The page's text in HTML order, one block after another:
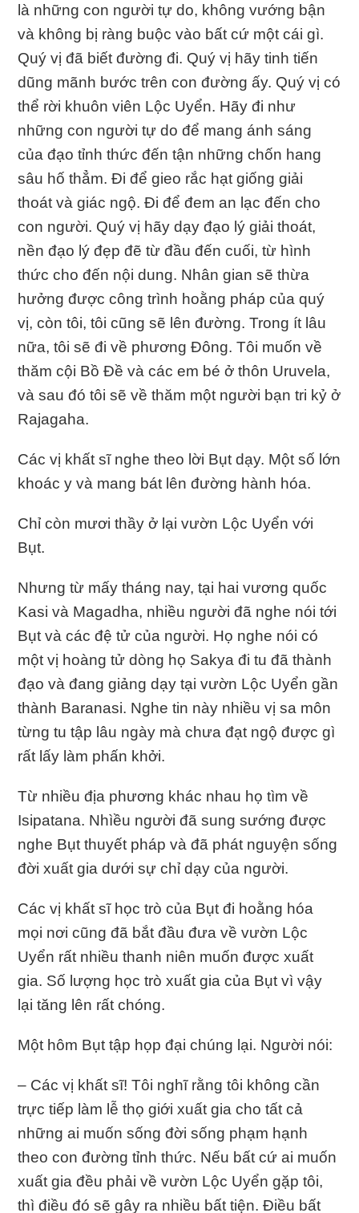
là những con người tự do, không vướng bận
và không bị ràng buộc vào bất cứ một cái gì.
Quý vị đã biết đường đi. Quý vị hãy tinh tiến
dũng mãnh bước trên con đường ấy. Quý vị có
thể rời khuôn viên Lộc Uyển. Hãy đi như
những con người tự do để mang ánh sáng
của đạo tỉnh thức đến tận những chốn hang
sâu hố thẳm. Đi để gieo rắc hạt giống giải
thoát và giác ngộ. Đi để đem an lạc đến cho
con người. Quý vị hãy dạy đạo lý giải thoát,
nền đạo lý đẹp đẽ từ đầu đến cuối, từ hình
thức cho đến nội dung. Nhân gian sẽ thừa
hưởng được công trình hoằng pháp của quý
vị, còn tôi, tôi cũng sẽ lên đường. Trong ít lâu
nữa, tôi sẽ đi về phương Đông. Tôi muốn về
thăm cội Bồ Đề và các em bé ở thôn Uruvela,
và sau đó tôi sẽ về thăm một người bạn tri kỷ ở
Rajagaha.
Các vị khất sĩ nghe theo lời Bụt dạy. Một số lớn
khoác y và mang bát lên đường hành hóa.
Chỉ còn mươi thầy ở lại vườn Lộc Uyển với
Bụt.
Nhưng từ mấy tháng nay, tại hai vương quốc
Kasi và Magadha, nhiều người đã nghe nói tới
Bụt và các đệ tử của người. Họ nghe nói có
một vị hoàng tử dòng họ Sakya đi tu đã thành
đạo và đang giảng dạy tại vườn Lộc Uyển gần
thành Baranasi. Nghe tin này nhiều vị sa môn
từng tu tập lâu ngày mà chưa đạt ngộ được gì
rất lấy làm phấn khởi.
Từ nhiều địa phương khác nhau họ tìm về
Isipatana. Nhìều người đã sung sướng được
nghe Bụt thuyết pháp và đã phát nguyện sống
đời xuất gia dưới sự chỉ dạy của người.
Các vị khất sĩ học trò của Bụt đi hoằng hóa
mọi nơi cũng đã bắt đầu đưa về vườn Lộc
Uyển rất nhiều thanh niên muốn được xuất
gia. Số lượng học trò xuất gia của Bụt vì vậy
lại tăng lên rất chóng.
Một hôm Bụt tập họp đại chúng lại. Người nói:
– Các vị khất sĩ! Tôi nghĩ rằng tôi không cần
trực tiếp làm lễ thọ giới xuất gia cho tất cả
những ai muốn sống đời sống phạm hạnh
theo con đường tỉnh thức. Nếu bất cứ ai muốn
xuất gia đều phải về vườn Lộc Uyển gặp tôi,
thì điều đó sẽ gây ra nhiều bất tiện. Điều bất